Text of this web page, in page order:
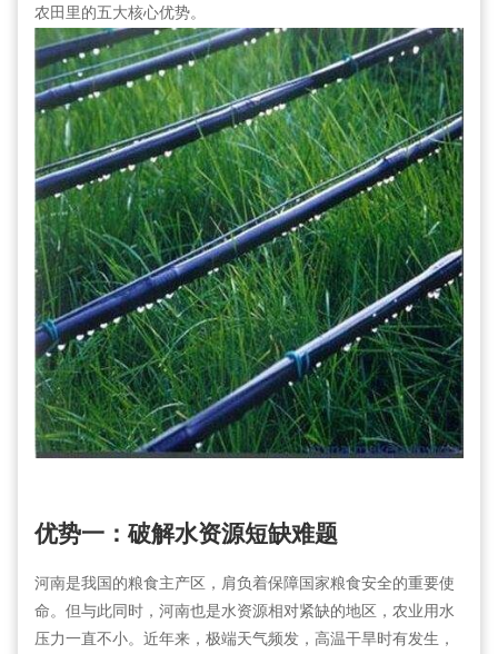
农田里的五大核心优势。
优势一：破解水资源短缺难题
河南是我国的粮食主产区，肩负着保障国家粮食安全的重要使
命。但与此同时，河南也是水资源相对紧缺的地区，农业用水
压力一直不小。近年来，极端天气频发，高温干旱时有发生，